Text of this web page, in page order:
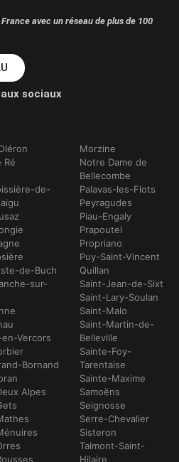
avec un réseau de plus de 100
sociaux
Ré
de-
de-Buch
sur-
en-Vercors
Bornand
Alpes
Morzine
Notre Dame de
Bellecombe
Palavas-les-Flots
Peyragudes
Piau-Engaly
Prapoutel
Propriano
Puy-Saint-Vincent
Quillan
Saint-Jean-de-Sixt
Saint-Lary-Soulan
Saint-Malo
Saint-Martin-de-
Belleville
Sainte-Foy-
Tarentaise
Sainte-Maxime
Samoëns
Seignosse
Serre-Chevalier
Sisteron
Talmont-Saint-
Hilaire